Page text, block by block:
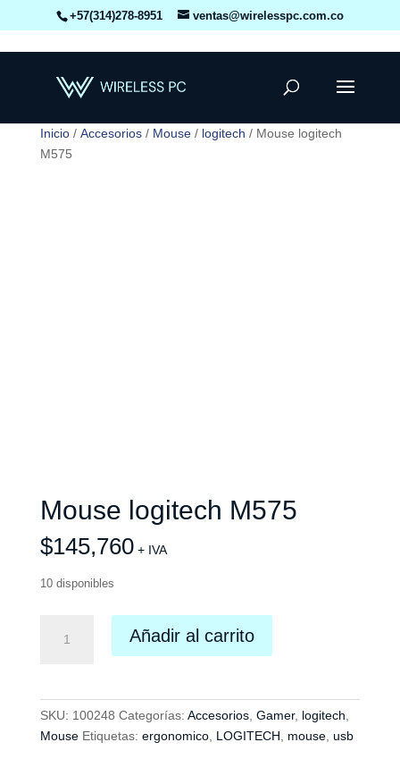
+57(314)278-8951 ventas@wirelesspc.com.co
Inicio/ Accesorios/ Mouse/ logitech / Mouse logitech
M575
Mouse logitech M575
$145,760 + IVA
10 disponibles
logitech
Añadir al carrito
SKU: 100248 Categorías: Accesorios, Gamer, logitech,
Mouse Etiquetas: ergonomico, LOGITECH, mouse, usb